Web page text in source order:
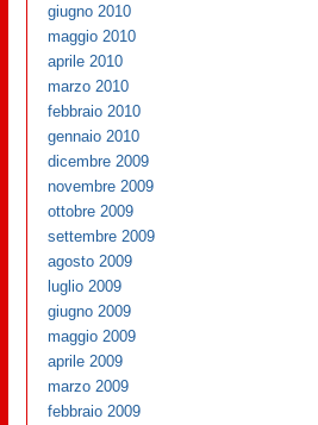
giugno 2010
maggio 2010
aprile 2010
marzo 2010
febbraio 2010
gennaio 2010
dicembre 2009
novembre 2009
ottobre 2009
settembre 2009
agosto 2009
luglio 2009
giugno 2009
maggio 2009
aprile 2009
marzo 2009
febbraio 2009